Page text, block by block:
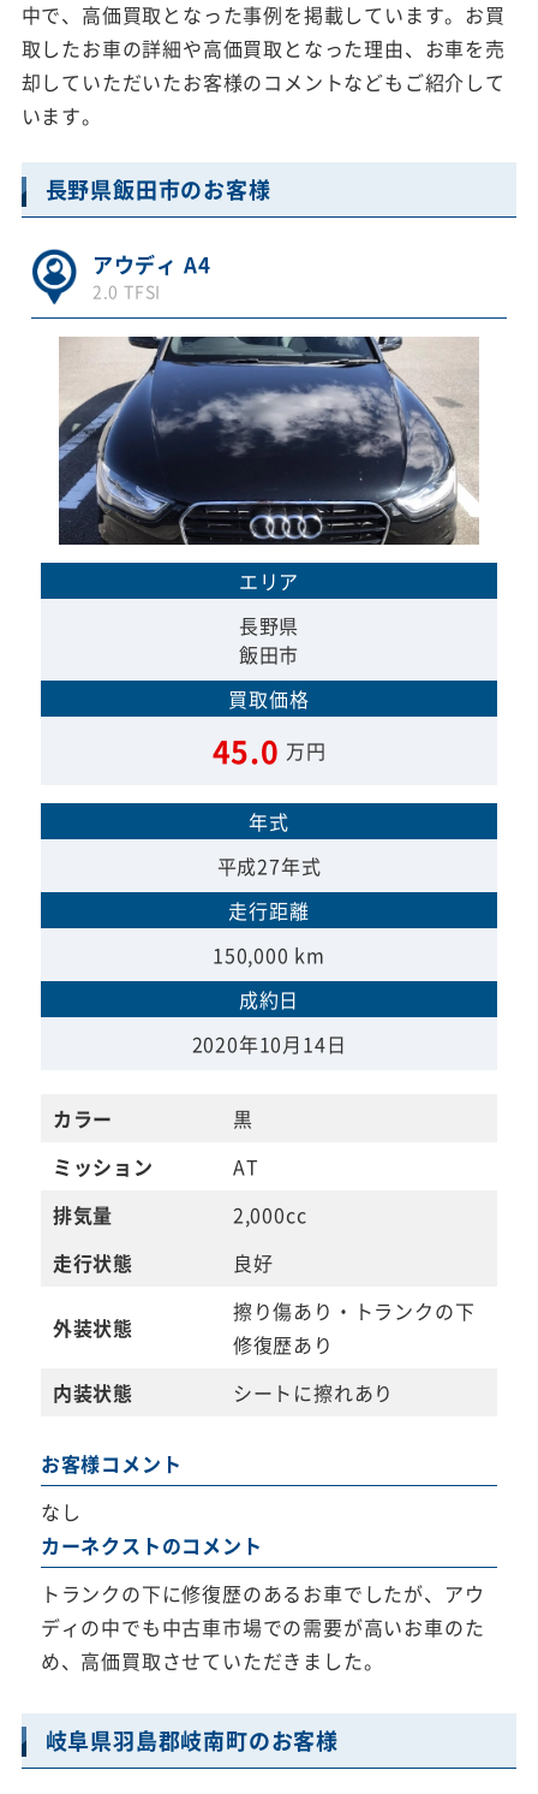
中で、高価買取となった事例を掲載しています。お買
取したお車の詳細や高価買取となった理由、お車を売
却していただいたお客様のコメントなどもご紹介して
います。
長野県飯田市のお客様
アウディ A4
2.0 TFSI
エリア
長野県
飯田市
買取価格
45.0 万円
年式
平成27年式
走行距離
150,000 km
成約日
2020年10月14日
カラー
黒
ミッション
AT
排気量
2,000cc
走行状態
良好
外装状態
擦り傷あり・トランクの下
修復歴あり
内装状態
シートに擦れあり
お客様コメント
なし
カーネクストのコメント
トランクの下に修復歴のあるお車でしたが、アウ
ディの中でも中古車市場での需要が高いお車のた
め、高価買取させていただきました。
岐阜県羽島郡岐南町のお客様